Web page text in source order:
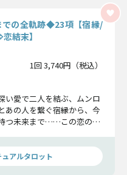
での全軌跡◆23項【宿縁/
結末】
1回 3,740円（税込）
い愛で二人を結ぶ、ムンロ
の人を繋ぐ宿縁から、今
つ未来まで……この恋の軌
アルタロット